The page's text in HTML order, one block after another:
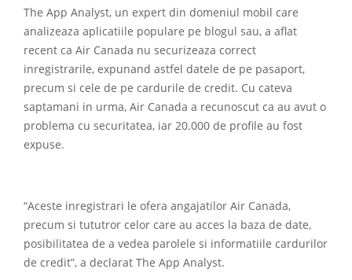
The App Analyst, un expert din domeniul mobil care
analizeaza aplicatiile populare pe blogul sau, a aflat
recent ca Air Canada nu securizeaza correct
inregistrarile, expunand astfel datele de pe pasaport,
precum si cele de pe cardurile de credit. Cu cateva
saptamani in urma, Air Canada a recunoscut ca au avut o
problema cu securitatea, iar 20.000 de profile au fost
expuse.
“Aceste inregistrari le ofera angajatilor Air Canada,
precum si tututror celor care au acces la baza de date,
posibilitatea de a vedea parolele si informatiile cardurilor
de credit”, a declarat The App Analyst.